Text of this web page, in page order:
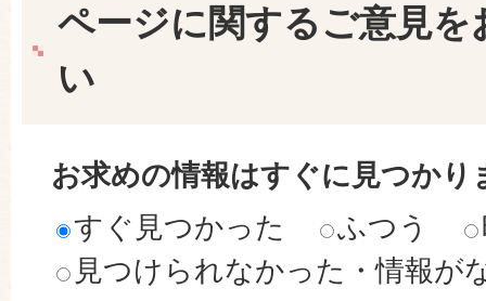
ページに関するご意見を
い
お求めの情報はすぐに見つかり
すぐ見つかった
ふつう
見つけられなかった・情報が